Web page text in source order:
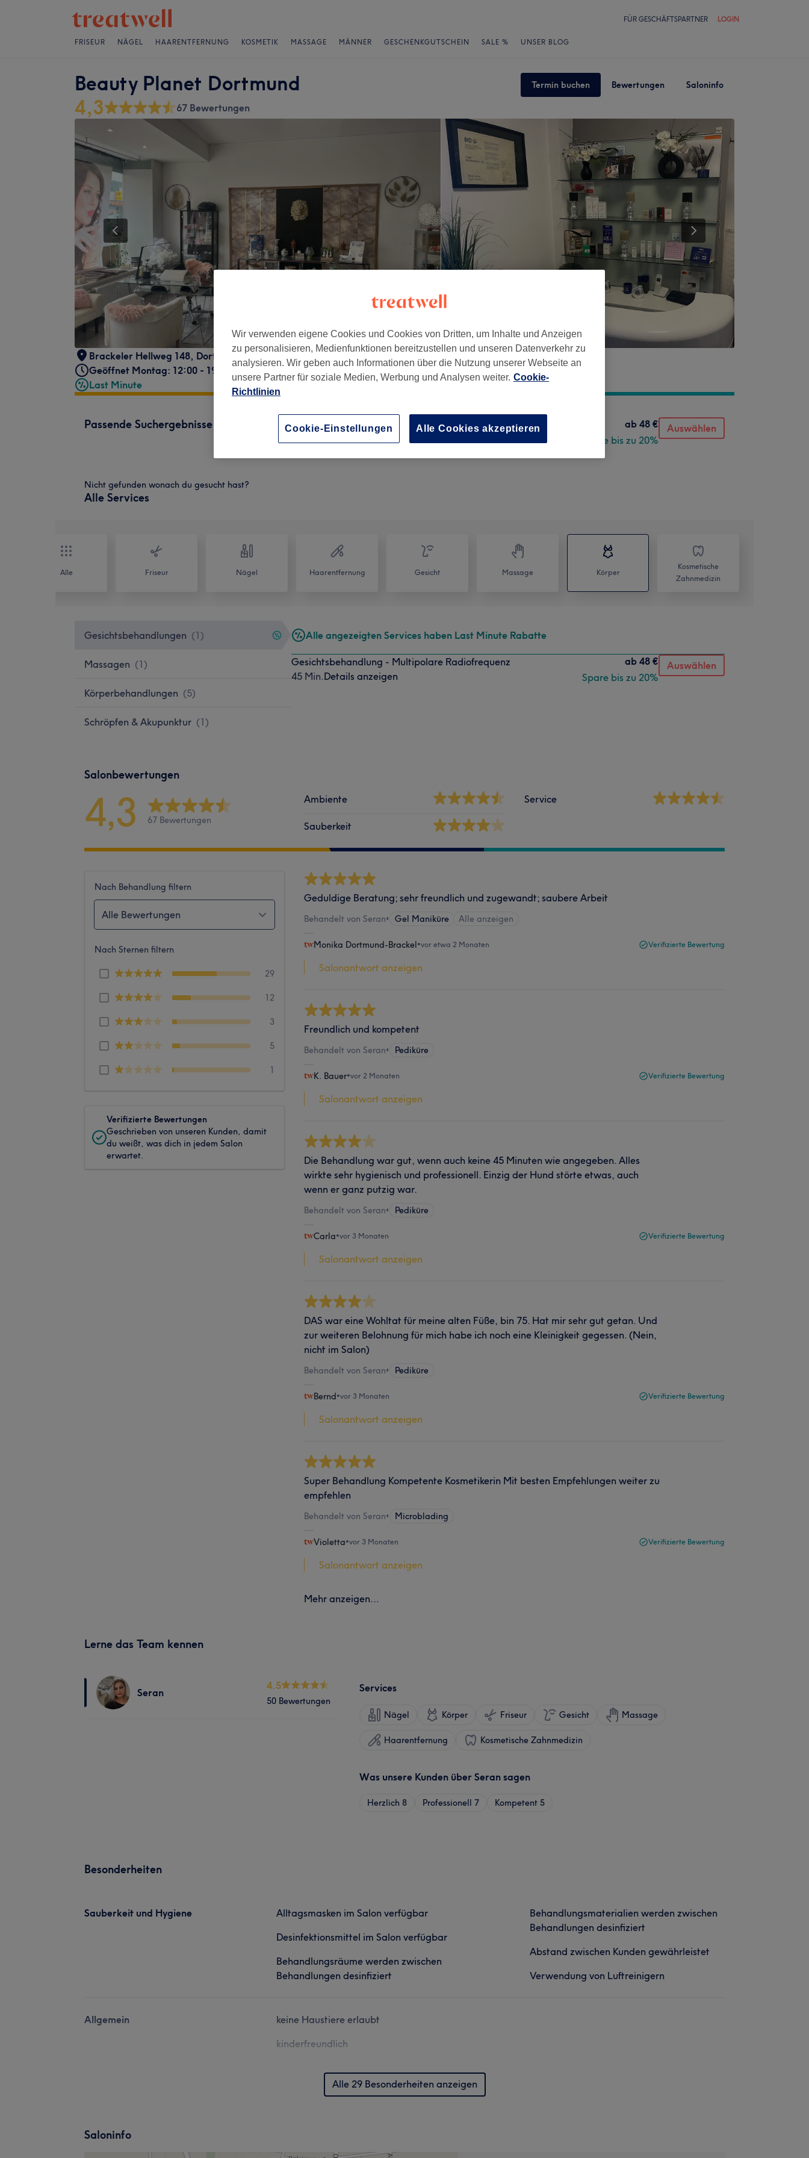
FÜR GESCHÄFTSPARTNER LOGIN
FRISEUR NÄGEL HAARENTFERNUNG KOSMETIK MASSAGE MÄNNER GESCHENKGUTSCHEIN SALE % UNSER BLOG
Beauty Planet Dortmund Termin buchen Bewertungen Saloninfo
4,3 67 Bewertungen
Brackeler Hellweg 148, Dortmund 44309
Geöffnet Montag: 12:00 - 19:00
Last Minute
Passende Suchergebnisse
Gesichtsbehandlung - Multipolare Radiofrequenz
ab 48 €
Spare bis zu 20%
Auswählen
Nicht gefunden wonach du gesucht hast?
Alle Services
Alle Friseur Nägel Haarentfernung Gesicht Massage Körper
Kosmetische
Zahnmedizin
Gesichtsbehandlungen (1 )
Massagen (1)
Körperbehandlungen (5)
Schröpfen & Akupunktur (1)
Alle angezeigten Services haben Last Minute Rabatte
Gesichtsbehandlung - Multipolare Radiofrequenz
45 Min.Details anzeigen
ab 48 €
Spare bis zu 20%
Auswählen
Salonbewertungen
4,3 67 Bewertungen
Ambiente
Sauberkeit
Service
Nach Behandlung filtern
Alle Bewertungen
Nach Sternen filtern
29
12
3
5
1
Verifizierte Bewertungen
Geschrieben von unseren Kunden, damit
du weißt, was dich in jedem Salon
erwartet.
Geduldige Beratung; sehr freundlich und zugewandt; saubere Arbeit
Behandelt von Seran• Gel Maniküre Alle anzeigen
Monika Dortmund-Brackel•vor etwa 2 Monaten Verifizierte Bewertung
Salonantwort anzeigen
Freundlich und kompetent
Behandelt von Seran• Pediküre
K. Bauer•vor 2 Monaten Verifizierte Bewertung
Salonantwort anzeigen
Die Behandlung war gut, wenn auch keine 45 Minuten wie angegeben. Alles
wirkte sehr hygienisch und professionell. Einzig der Hund störte etwas, auch
wenn er ganz putzig war.
Behandelt von Seran• Pediküre
Carla•vor 3 Monaten Verifizierte Bewertung
Salonantwort anzeigen
DAS war eine Wohltat für meine alten Füße, bin 75. Hat mir sehr gut getan. Und
zur weiteren Belohnung für mich habe ich noch eine Kleinigkeit gegessen. (Nein,
nicht im Salon)
Behandelt von Seran• Pediküre
Bernd•vor 3 Monaten Verifizierte Bewertung
Salonantwort anzeigen
Super Behandlung Kompetente Kosmetikerin Mit besten Empfehlungen weiter zu
empfehlen
Behandelt von Seran• Microblading
Violetta•vor 3 Monaten Verifizierte Bewertung
Salonantwort anzeigen
Mehr anzeigen...
Lerne das Team kennen
Seran
4.5
50 Bewertungen
Services
Nägel Körper Friseur Gesicht Massage
Haarentfernung Kosmetische Zahnmedizin
Was unsere Kunden über Seran sagen
Herzlich 8 Professionell 7 Kompetent 5
Besonderheiten
Sauberkeit und Hygiene
Alltagsmasken im Salon verfügbar
Desinfektionsmittel im Salon verfügbar
Behandlungsräume werden zwischen
Behandlungen desinfiziert
Behandlungsmaterialien werden zwischen
Behandlungen desinfiziert
Abstand zwischen Kunden gewährleistet
Verwendung von Luftreinigern
Allgemein
keine Haustiere erlaubt
kinderfreundlich
Alle 29 Besonderheiten anzeigen
Saloninfo
Wir verwenden eigene Cookies und Cookies von Dritten, um Inhalte und Anzeigen
zu personalisieren, Medienfunktionen bereitzustellen und unseren Datenverkehr zu
analysieren. Wir geben auch Informationen über die Nutzung unserer Webseite an
unsere Partner für soziale Medien, Werbung und Analysen weiter. Cookie-
Richtlinien
Cookie-Einstellungen Alle Cookies akzeptieren